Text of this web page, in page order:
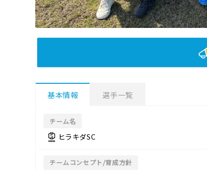
基本情報 選手一覧
チーム名
ヒラキダSC
チームコンセプト/育成方針